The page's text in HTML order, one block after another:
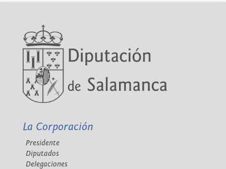
La Corporación
Presidente
Diputados
Delegaciones